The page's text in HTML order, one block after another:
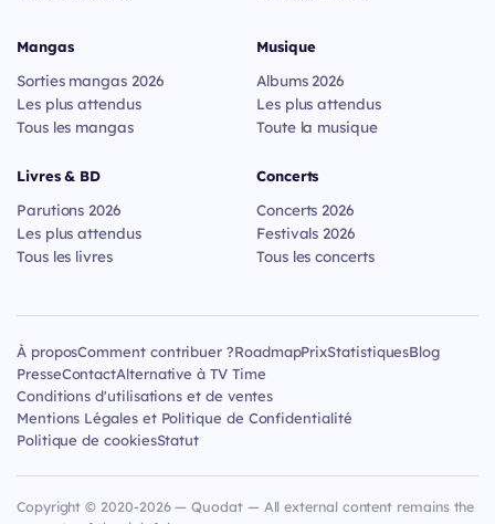
Mangas
Sorties mangas 2026
Les plus attendus
Tous les mangas
Livres & BD
Parutions 2026
Les plus attendus
Tous les livres
Musique
Albums 2026
Les plus attendus
Toute la musique
Concerts
Concerts 2026
Festivals 2026
Tous les concerts
À proposComment contribuer ?RoadmapPrixStatistiquesBlog
PresseContactAlternative à TV Time
Conditions d'utilisations et de ventes
Mentions Légales et Politique de Confidentialité
Politique de cookiesStatut
Copyright © 2020-2026 — Quodat — All external content remains the